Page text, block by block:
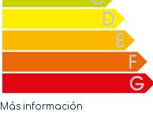
Más información